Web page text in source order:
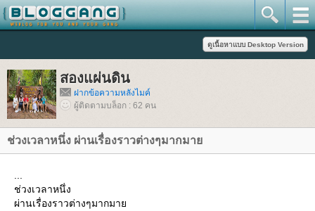
สองแผ่นดิน
ฝากข้อความหลังไมค์
ผู้ติดตามบล็อก : 62 คน
ช่วงเวลาหนึ่ง ผ่านเรื่องราวต่างๆมากมา
ช่วงเวลาหนึ่ง
ผ่านเรื่องราวต่างๆมากมา